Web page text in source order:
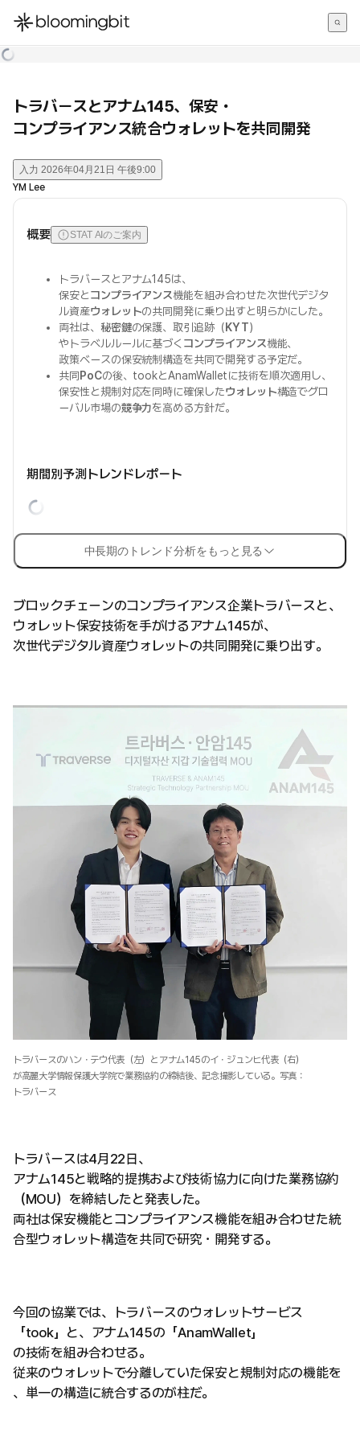
한국어
トラバースとアナム145、保安・
コンプライアンス統合ウォレットを共同開発
入力 2026年04月21日 午後9:00
YM Lee
概要 STAT AIのご案内
トラバースとアナム145は、
保安とコンプライアンス機能を組み合わせた次世代デジタ
ル資産ウォレットの共同開発に乗り出すと明らかにした。
両社は、 秘密鍵の保護、取引追跡（KYT）
やトラベルルールに基づく コンプライアンス機能、
政策ベースの保安統制構造を共同で開発する予定だ。
共同PoCの後、tookとAnamWalletに技術を順次適用し、
保安性と規制対応を同時に確保したウォレット構造でグロ
ーバル市場の競争力を高める方針だ。
期間別予測トレンドレポート
中長期のトレンド分析をもっと見る
ブロックチェーンのコンプライアンス企業トラバースと、
ウォレット保安技術を手がけるアナム145が、
次世代デジタル資産ウォレットの共同開発に乗り出す。
トラバースのハン・テウ代表（左）とアナム145のイ・ジュンヒ代表（右）
が高麗大学情報保護大学院で業務協約の締結後、記念撮影している。写真：
トラバース
トラバースは4月22日、
アナム145と戦略的提携および技術協力に向けた業務協約
（MOU）を締結したと発表した。
両社は保安機能とコンプライアンス機能を組み合わせた統
合型ウォレット構造を共同で研究・開発する。
今回の協業では、トラバースのウォレットサービス
「took」と、アナム145の「AnamWallet」
の技術を組み合わせる。
従来のウォレットで分離していた保安と規制対応の機能を
、単一の構造に統合するのが柱だ。